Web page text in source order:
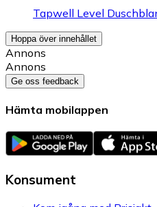
Tapwell Level
Hoppa över innehållet
Annons
Annons
Ge oss feedback
Hämta mobilappen
Konsument